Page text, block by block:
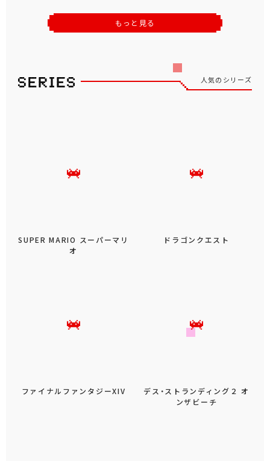
もっと見る
人気のシリーズ
SUPER MARIO スーパーマリ
オ
ドラゴンクエスト
ファイナルファンタジーXIV
デス・ストランディング２ オ
ンザビーチ